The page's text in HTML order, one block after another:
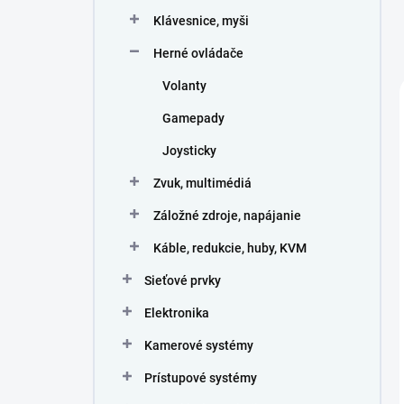
Klávesnice, myši
Herné ovládače
Volanty
Gamepady
Joysticky
Zvuk, multimédiá
Záložné zdroje, napájanie
Káble, redukcie, huby, KVM
Sieťové prvky
Elektronika
Kamerové systémy
Prístupové systémy